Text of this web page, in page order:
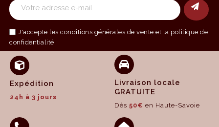
J'accepte les conditions générales de vente et la politique de
confidentialité
Expédition
24h à 3 jours
Livraison locale
GRATUITE
Dès 50€ en Haute-Savoie